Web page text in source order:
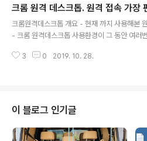
마트 폰용 dip4 hd 전송 인터페이스 엔드 플러
러그-에서커넥터부터 등 & 조명 의
er Shopping, Better Living!
OnShape. 웹기반 3D CAD. 3D..
크롬 원격 데스크톱. 원격 접속 가장
크롬원격데스크톱 개요 - 현재 까지 사용해본
- 크롬 원격데스크톱 사용환경이 그 동안 여러
로 전부 완료되어 더 편리해짐. 크롬원격데스트
데스크톱 공유스마트폰, 태블릿, 다른 컴퓨터에
하세요. 빠르고 간편하며 무료입니다.지원 주
스웹,..
3 0 2019. 10. 28.
이 블로그 인기글